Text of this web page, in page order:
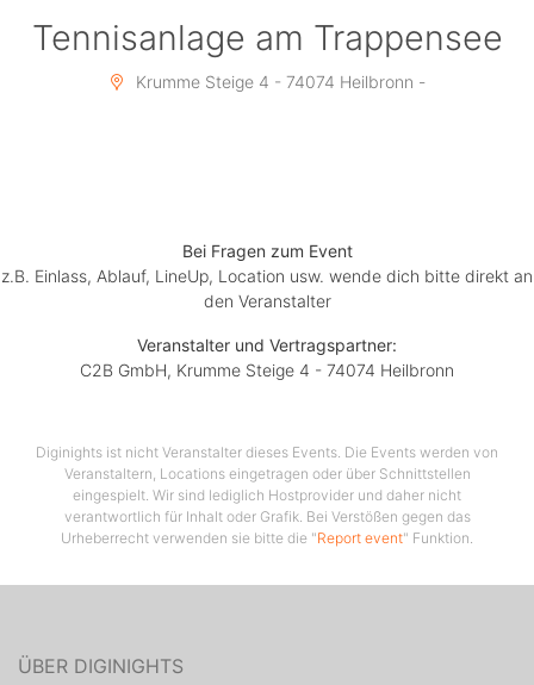
Tennisanlage am Trappensee
Krumme Steige 4 - 74074 Heilbronn -
Bei Fragen zum Event
z.B. Einlass, Ablauf, LineUp, Location usw. wende dich bitte direkt an
den Veranstalter
Veranstalter und Vertragspartner:
C2B GmbH, Krumme Steige 4 - 74074 Heilbronn
Diginights ist nicht Veranstalter dieses Events. Die Events werden von
Veranstaltern, Locations eingetragen oder über Schnittstellen
eingespielt. Wir sind lediglich Hostprovider und daher nicht
verantwortlich für Inhalt oder Grafik. Bei Verstößen gegen das
Urheberrecht verwenden sie bitte die "Report event" Funktion.
ÜBER DIGINIGHTS